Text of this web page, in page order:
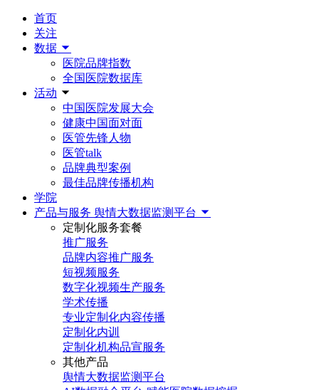
首页
关注
数据
医院品牌指数
全国医院数据库
活动
中国医院发展大会
健康中国面对面
医管先锋人物
医管talk
品牌典型案例
最佳品牌传播机构
学院
产品与服务 舆情大数据监测平台
定制化服务套餐
推广服务
品牌内容推广服务
短视频服务
数字化视频生产服务
学术传播
专业定制化内容传播
定制化内训
定制化机构品宣服务
其他产品
舆情大数据监测平台